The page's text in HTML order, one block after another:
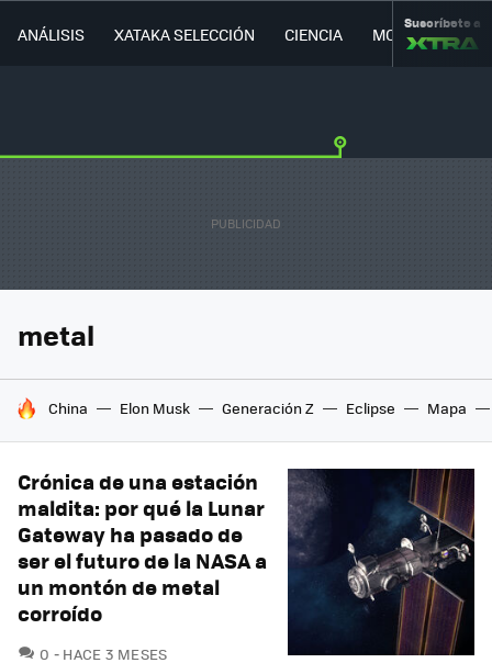
ANÁLISIS XATAKA SELECCIÓN CIENCIA MOVILIDAD
Suscríbete a
metal
HOY SE HABLA DE
China Elon Musk Generación Z Eclipse Mapa
Crónica de una estación
maldita: por qué la Lunar
Gateway ha pasado de
ser el futuro de la NASA a
un montón de metal
corroído
0 COMENTARIOS
HACE 3 MESES